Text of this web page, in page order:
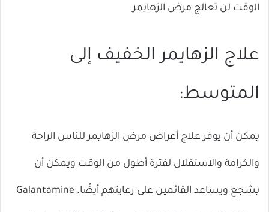
الوقت لن تعالج مرض الزهايمر.
علاج الزهايمر الخفيف إلى
المتوسط:
يمكن أن يوفر علاج أعراض مرض الزهايمر للناس الراحة
والكرامة والاستقلال لفترة أطول من الوقت ويمكن أن
يشجع ويساعد القائمين على رعايتهم أيضًا. Galantamine